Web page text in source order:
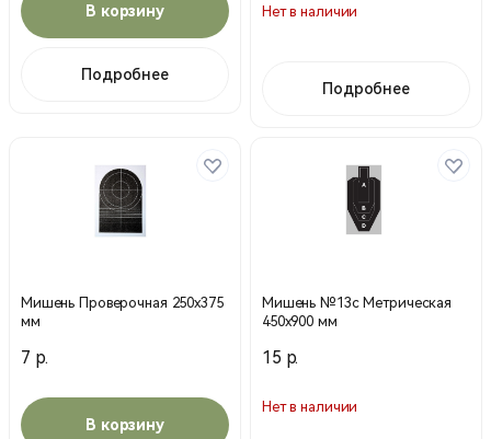
В корзину
Подробнее
Нет в наличии
Подробнее
Мишень Проверочная 250х375
мм
7 р.
В корзину
Мишень №13с Метрическая
450х900 мм
15 р.
Нет в наличии